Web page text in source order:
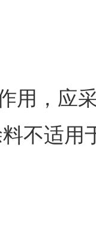
用，应
不适用